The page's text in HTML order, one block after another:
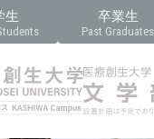
生 卒業生
Past Graduates